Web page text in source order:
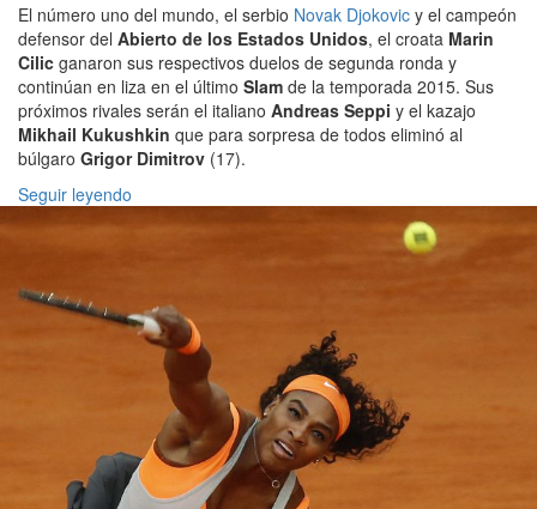
El número uno del mundo, el serbio Novak Djokovic y el campeón
defensor del Abierto de los Estados Unidos, el croata Marin
Cilic ganaron sus respectivos duelos de segunda ronda y
continúan en liza en el último Slam de la temporada 2015. Sus
próximos rivales serán el italiano Andreas Seppi y el kazajo
Mikhail Kukushkin que para sorpresa de todos eliminó al
búlgaro Grigor Dimitrov (17).
Seguir leyendo